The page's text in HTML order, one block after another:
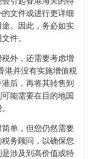
文件或进行更详细
。因此，务必如实
件。
外，还需要考虑增
港并没有实施增值税
后，再将其转售到
能需要在目的地国
单，但您仍然需要
务顾问，以确保您
涉及到高价值或特